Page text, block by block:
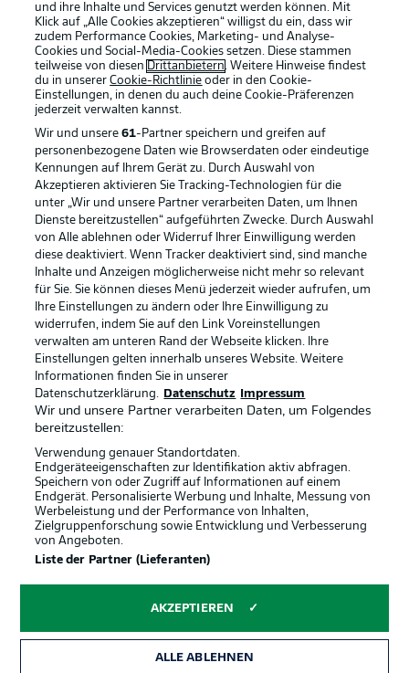
Rechtliche Hinweise Voreinstellungen verwalten
Datenschutz Nutzungsbedingungen
Broadcaster Kontakt
Jobs Impressum
Partner Spieler
Liveticker
© 2026 Bundesliga-Gruppe GmbH
und ihre Inhalte und Services genutzt werden können. Mit
Klick auf „Alle Cookies akzeptieren“ willigst du ein, dass wir
zudem Performance Cookies, Marketing- und Analyse-
Cookies und Social-Media-Cookies setzen. Diese stammen
teilweise von diesen Drittanbietern. Weitere Hinweise findest
du in unsererCookie-Richtlinie oder in den Cookie-
Einstellungen, in denen du auch deine Cookie-Präferenzen
jederzeit verwalten kannst.
Wir und unsere61-Partner speichern und greifen auf
personenbezogene Daten wie Browserdaten oder eindeutige
Kennungen auf Ihrem Gerät zu. Durch Auswahl von
Akzeptieren aktivieren Sie Tracking-Technologien für die
unter „Wir und unsere Partner verarbeiten Daten, um Ihnen
Dienste bereitzustellen“ aufgeführten Zwecke. Durch Auswahl
von Alle ablehnen oder Widerruf Ihrer Einwilligung werden
diese deaktiviert. Wenn Tracker deaktiviert sind, sind manche
Inhalte und Anzeigen möglicherweise nicht mehr so relevant
für Sie. Sie können dieses Menü jederzeit wieder aufrufen, um
Ihre Einstellungen zu ändern oder Ihre Einwilligung zu
widerrufen, indem Sie auf den Link Voreinstellungen
verwalten am unteren Rand der Webseite klicken. Ihre
Einstellungen gelten innerhalb unseres Website. Weitere
Informationen finden Sie in unserer
Datenschutzerklärung.
Datenschutz Impressum
Wir und unsere Partner verarbeiten Daten, um Folgendes
bereitzustellen:
Verwendung genauer Standortdaten.
Endgeräteeigenschaften zur Identifikation aktiv abfragen.
Speichern von oder Zugriff auf Informationen auf einem
Endgerät. Personalisierte Werbung und Inhalte, Messung von
Werbeleistung und der Performance von Inhalten,
Zielgruppenforschung sowie Entwicklung und Verbesserung
von Angeboten.
Liste der Partner (Lieferanten)
AKZEPTIEREN
ALLE ABLEHNEN